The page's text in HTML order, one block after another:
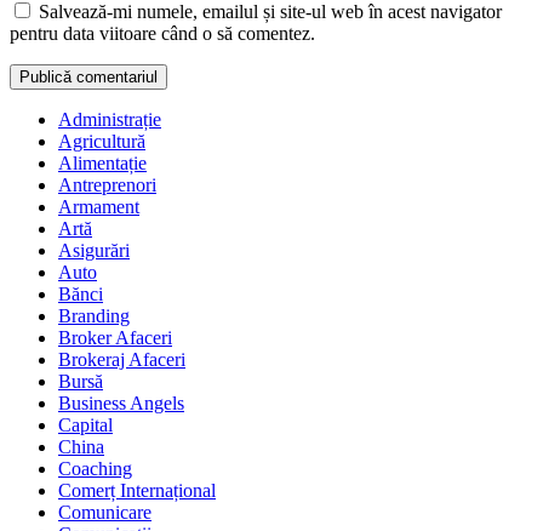
Salvează-mi numele, emailul și site-ul web în acest navigator
pentru data viitoare când o să comentez.
Administrație
Agricultură
Alimentație
Antreprenori
Armament
Artă
Asigurări
Auto
Bănci
Branding
Broker Afaceri
Brokeraj Afaceri
Bursă
Business Angels
Capital
China
Coaching
Comerț Internațional
Comunicare